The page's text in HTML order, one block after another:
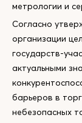
метрологии и
Согласно
организации
государств-
актуальными
барьеров в
небезопасных